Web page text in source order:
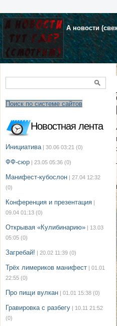
А новости
Поиск по системе сайтов
Новостная лента
Инициатива | 30.06 03:21 (0)
ФФ-сюр | 23.05 05:36 (0)
Манифест-кубослон | 27.04 12:32
(0)
Конференция и презентация |
09.04 01:13 (0)
Открывая «Кулибинарию» | 13.03
05:05 (0)
Загребай! | 20.02 11:39 (0)
Трёх лимериков манифест | 01.01
22:55 (0)
Про пищи вулкан | 01.01 15:38 (0)
Гравировка с разбегу | 10.11 21:52
(0)